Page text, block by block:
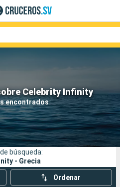
Celebrity Infinity
encontrados
Compañías
Buscar
búsqueda:
- Grecia
Ordenar